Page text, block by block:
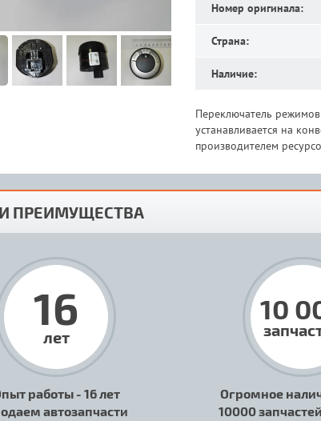
Номер оригинала:
Страна:
Наличие:
Переключатель
устанавливается на
производителем
ПРЕИМУЩЕСТВА
16
лет
работы - 16 лет
автозапчасти
10
Огромное
10000